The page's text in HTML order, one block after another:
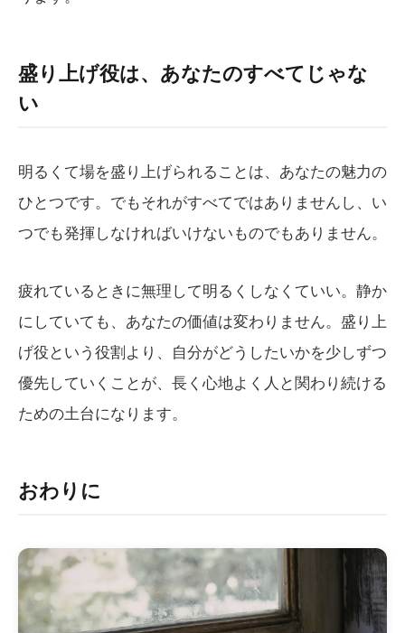
盛り上げ役は、あなたのすべてじゃな
い
明るくて場を盛り上げられることは、あなたの魅力の
ひとつです。でもそれがすべてではありませんし、い
つでも発揮しなければいけないものでもありません。
疲れているときに無理して明るくしなくていい。静か
にしていても、あなたの価値は変わりません。盛り上
げ役という役割より、自分がどうしたいかを少しずつ
優先していくことが、長く心地よく人と関わり続ける
ための土台になります。
おわりに